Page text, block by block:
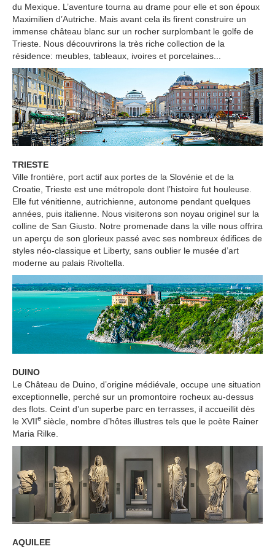
du Mexique. L’aventure tourna au drame pour elle et son époux
Maximilien d’Autriche. Mais avant cela ils firent construire un
immense château blanc sur un rocher surplombant le golfe de
Trieste. Nous découvrirons la très riche collection de la
résidence: meubles, tableaux, ivoires et porcelaines...
TRIESTE
Ville frontière, port actif aux portes de la Slovénie et de la
Croatie, Trieste est une métropole dont l’histoire fut houleuse.
Elle fut vénitienne, autrichienne, autonome pendant quelques
années, puis italienne. Nous visiterons son noyau originel sur la
colline de San Giusto. Notre promenade dans la ville nous offrira
un aperçu de son glorieux passé avec ses nombreux édifices de
styles néo-classique et Liberty, sans oublier le musée d’art
moderne au palais Rivoltella.
DUINO
Le Château de Duino, d’origine médiévale, occupe une situation
exceptionnelle, perché sur un promontoire rocheux au-dessus
des flots. Ceint d’un superbe parc en terrasses, il accueillit dès
le XVIIe siècle, nombre d’hôtes illustres tels que le poète Rainer
Maria Rilke.
AQUILEE